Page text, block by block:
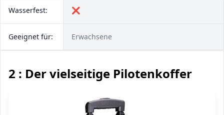
Wasserfest: ❌
Geeignet für: Erwachsene
2 : Der vielseitige Pilotenkoffer